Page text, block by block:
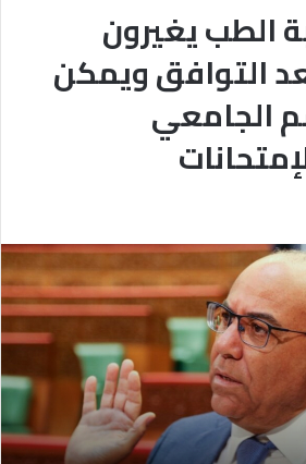
الطب يغيرون
التوافق ويمكن
الجامعي